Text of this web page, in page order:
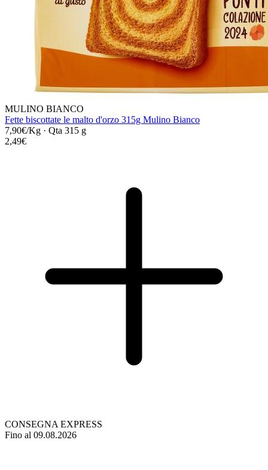
MULINO BIANCO
Fette biscottate le malto d'orzo 315g Mulino Bianco
7,90€/Kg · Qta 315 g
2,49€
CONSEGNA EXPRESS
Fino al 09.08.2026